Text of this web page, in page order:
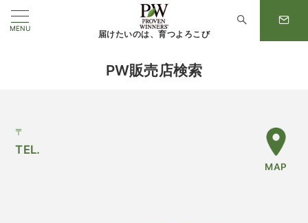
MENU
届けたいのは、育つよろこび
PW販売店検索
〒
TEL.
MAP